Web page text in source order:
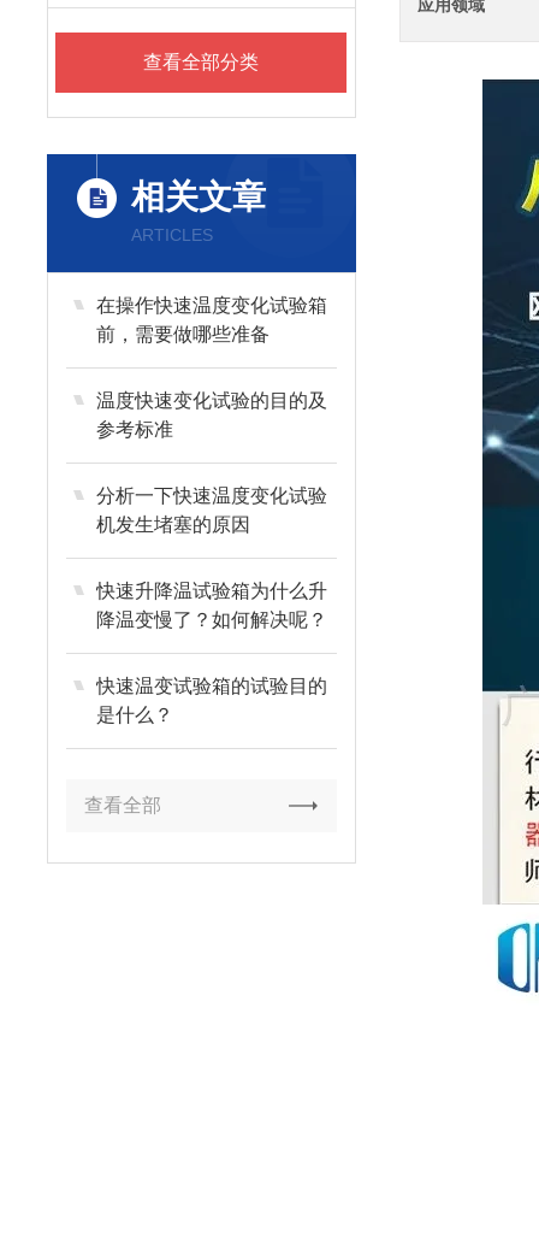
查看全部分类
相关文章
ARTICLES
在操作快速温度变化试验箱
前，需要做哪些准备
温度快速变化试验的目的及
参考标准
分析一下快速温度变化试验
机发生堵塞的原因
快速升降温试验箱为什么升
降温变慢了？如何解决呢？
快速温变试验箱的试验目的
是什么？
查看全部
应用领域